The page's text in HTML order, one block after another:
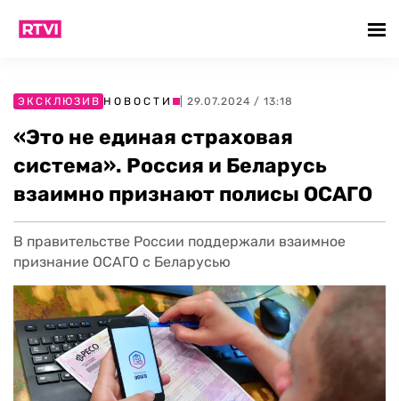
ЭКСКЛЮЗИВ НОВОСТИ | 29.07.2024 / 13:18
«Это не единая страховая
система». Россия и Беларусь
взаимно признают полисы ОСАГО
В правительстве России поддержали взаимное
признание ОСАГО с Беларусью